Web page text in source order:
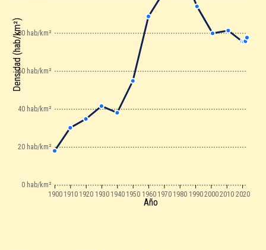
1900 1910 1920 1930 1940 1950 1960 1970 1980 199020002010 2020
0 hab/km²
20 hab/km²
40 hab/km²
60 hab/km²
80 hab/km²
Año
Densidad (hab/km²)